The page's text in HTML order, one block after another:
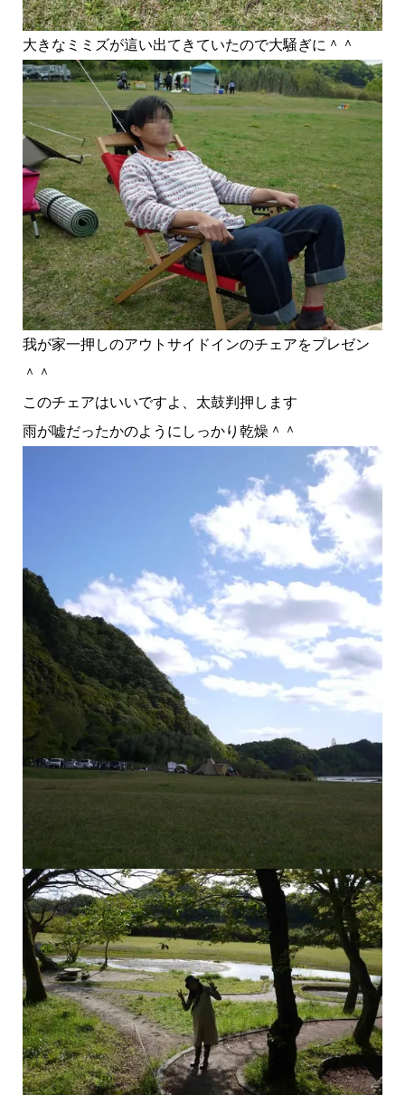
大きなミミズが這い出てきていたので大騒ぎに＾＾
我が家一押しのアウトサイドインのチェアをプレゼン
＾＾
このチェアはいいですよ、太鼓判押します
雨が嘘だったかのようにしっかり乾燥＾＾